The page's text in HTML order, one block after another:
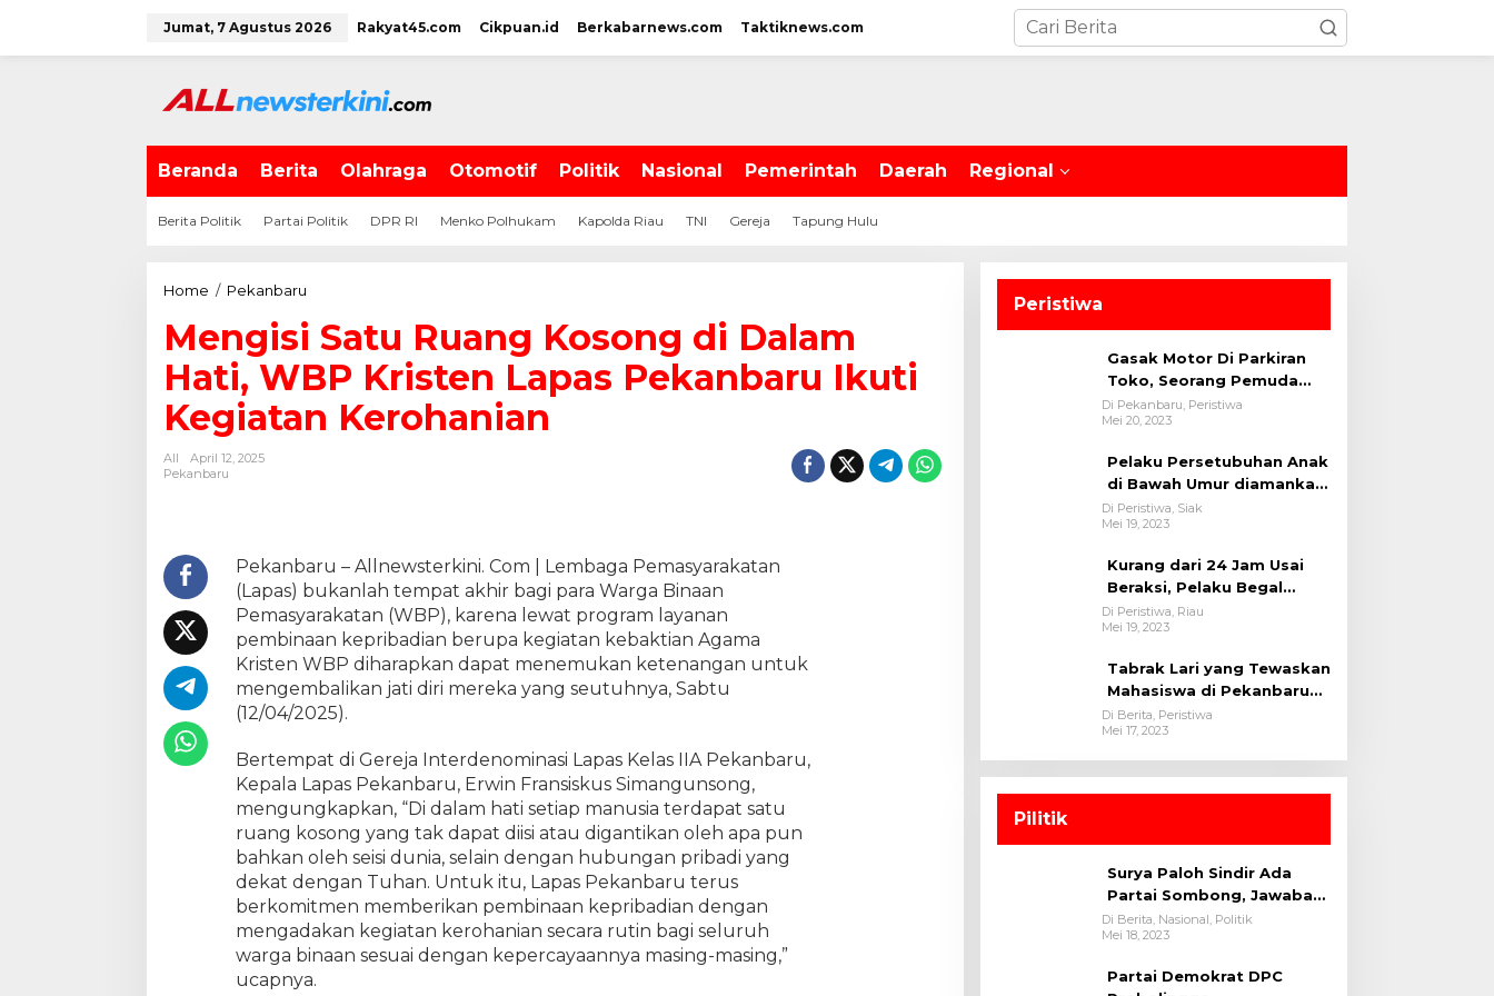
w
Jumat, 7 Agustus 2026 Rakyat45.com Cikpuan.id Berkabarnews.com Taktiknews.com
Beranda Berita Olahraga Otomotif Politik Nasional Pemerintah Daerah Regional
Berita Politik Partai Politik DPR RI Menko Polhukam Kapolda Riau TNI Gereja Tapung Hulu
Home / Pekanbaru
n
i
n
g
K
o
s
o
g
d
i
D
l
a
m
H
a
t
Mengisi Satu Ruang Kosong di Dalam
Hati, WBP Kristen Lapas Pekanbaru Ikuti
Kegiatan Kerohanian
All
April 12, 2025
Pekanbaru
Pekanbaru – Allnewsterkini. Com | Lembaga Pemasyarakatan
(Lapas) bukanlah tempat akhir bagi para Warga Binaan
Pemasyarakatan (WBP), karena lewat program layanan
pembinaan kepribadian berupa kegiatan kebaktian Agama
Kristen WBP diharapkan dapat menemukan ketenangan untuk
mengembalikan jati diri mereka yang seutuhnya, Sabtu
(12/04/2025).
Bertempat di Gereja Interdenominasi Lapas Kelas IIA Pekanbaru,
Kepala Lapas Pekanbaru, Erwin Fransiskus Simangunsong,
mengungkapkan, “Di dalam hati setiap manusia terdapat satu
ruang kosong yang tak dapat diisi atau digantikan oleh apa pun
bahkan oleh seisi dunia, selain dengan hubungan pribadi yang
dekat dengan Tuhan. Untuk itu, Lapas Pekanbaru terus
berkomitmen memberikan pembinaan kepribadian dengan
mengadakan kegiatan kerohanian secara rutin bagi seluruh
warga binaan sesuai dengan kepercayaannya masing-masing,”
ucapnya.
Peristiwa
Gasak Motor Di Parkiran
Toko, Seorang Pemuda
Diamankan Polsek Bukit
Raya
Di Pekanbaru, Peristiwa
Mei 20, 2023
Pelaku Persetubuhan Anak
di Bawah Umur diamankan
oleh tim Opsnal Polsek
Tualang-Polres Siak-Polda
Di Peristiwa, Siak
Mei 19, 2023
Kurang dari 24 Jam Usai
Beraksi, Pelaku Begal
Berhasil Di Bekuk
Satreskrim Polres
Di Peristiwa, Riau
Mei 19, 2023
Tabrak Lari yang Tewaskan
Mahasiswa di Pekanbaru
Ditangkap Polisi
Di Berita, Peristiwa
Mei 17, 2023
Pilitik
Surya Paloh Sindir Ada
Partai Sombong, Jawaban
Megawati
Di Berita, Nasional, Politik
Mei 18, 2023
Partai Demokrat DPC